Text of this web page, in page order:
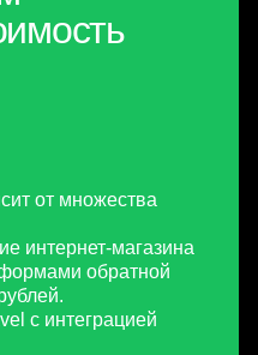
от множества
интернет-магазина
обратной
с интеграцией